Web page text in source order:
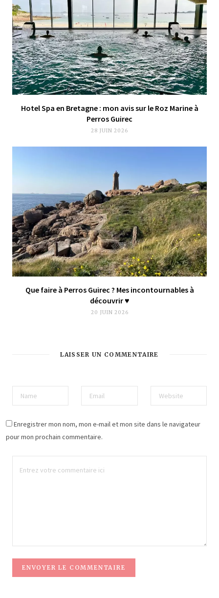
Hotel Spa en Bretagne : mon avis sur le Roz Marine à
Perros Guirec
28 JUIN 2026
Que faire à Perros Guirec ? Mes incontournables à
découvrir ♥︎
20 JUIN 2026
LAISSER UN COMMENTAIRE
Enregistrer mon nom, mon e-mail et mon site dans le navigateur
pour mon prochain commentaire.